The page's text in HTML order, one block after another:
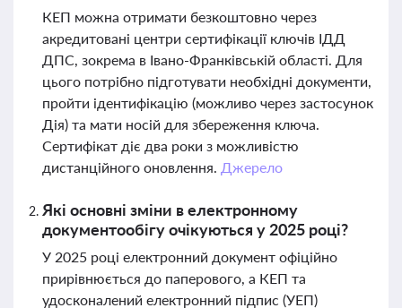
КЕП можна отримати безкоштовно через
акредитовані центри сертифікації ключів ІДД
ДПС, зокрема в Івано-Франківській області. Для
цього потрібно підготувати необхідні документи,
пройти ідентифікацію (можливо через застосунок
Дія) та мати носій для збереження ключа.
Сертифікат діє два роки з можливістю
дистанційного оновлення. Джерело
Які основні зміни в електронному
документообігу очікуються у 2025 році?
У 2025 році електронний документ офіційно
прирівнюється до паперового, а КЕП та
удосконалений електронний підпис (УЕП)